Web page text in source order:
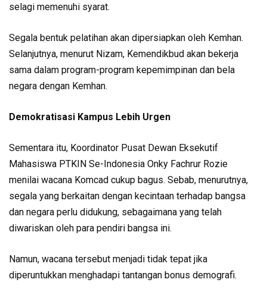
selagi memenuhi syarat.
Segala bentuk pelatihan akan dipersiapkan oleh Kemhan.
Selanjutnya, menurut Nizam, Kemendikbud akan bekerja
sama dalam program-program kepemimpinan dan bela
negara dengan Kemhan.
Demokratisasi Kampus Lebih Urgen
Sementara itu, Koordinator Pusat Dewan Eksekutif
Mahasiswa PTKIN Se-Indonesia Onky Fachrur Rozie
menilai wacana Komcad cukup bagus. Sebab, menurutnya,
segala yang berkaitan dengan kecintaan terhadap bangsa
dan negara perlu didukung, sebagaimana yang telah
diwariskan oleh para pendiri bangsa ini.
Namun, wacana tersebut menjadi tidak tepat jika
diperuntukkan menghadapi tantangan bonus demografi.